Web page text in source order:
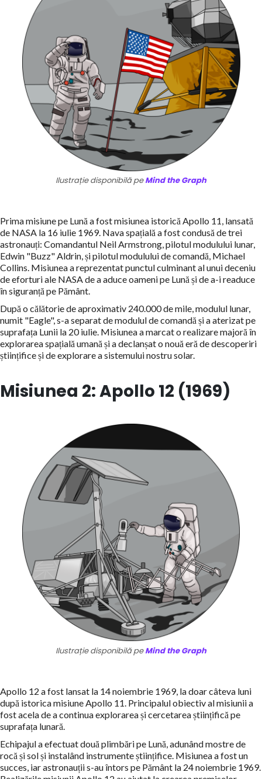
Ilustrație disponibilă peMind the Graph
Prima misiune pe Lună a fost misiunea istorică Apollo 11, lansată
de NASA la 16 iulie 1969. Nava spațială a fost condusă de trei
astronauți: Comandantul Neil Armstrong, pilotul modulului lunar,
Edwin "Buzz" Aldrin, și pilotul modulului de comandă, Michael
Collins. Misiunea a reprezentat punctul culminant al unui deceniu
de eforturi ale NASA de a aduce oameni pe Lună și de a-i readuce
în siguranță pe Pământ.
După o călătorie de aproximativ 240.000 de mile, modulul lunar,
numit "Eagle", s-a separat de modulul de comandă și a aterizat pe
suprafața Lunii la 20 iulie. Misiunea a marcat o realizare majoră în
explorarea spațială umană și a declanșat o nouă eră de descoperiri
științifice și de explorare a sistemului nostru solar.
Misiunea 2: Apollo 12 (1969)
Ilustrație disponibilă peMind the Graph
Apollo 12 a fost lansat la 14 noiembrie 1969, la doar câteva luni
după istorica misiune Apollo 11. Principalul obiectiv al misiunii a
fost acela de a continua explorarea și cercetarea științifică pe
suprafața lunară.
Echipajul a efectuat două plimbări pe Lună, adunând mostre de
rocă și sol și instalând instrumente științifice. Misiunea a fost un
succes, iar astronauții s-au întors pe Pământ la 24 noiembrie 1969.